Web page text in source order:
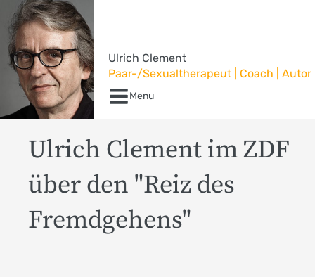
Ulrich Clement
Paar-/Sexualtherapeut | Coach | Autor
Menu
Ulrich Clement im ZDF
über den "Reiz des
Fremdgehens"